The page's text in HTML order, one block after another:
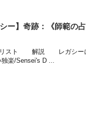
シー】奇跡：《師範の
スト 解説 レガシーにお
楽/Sensei's D ...